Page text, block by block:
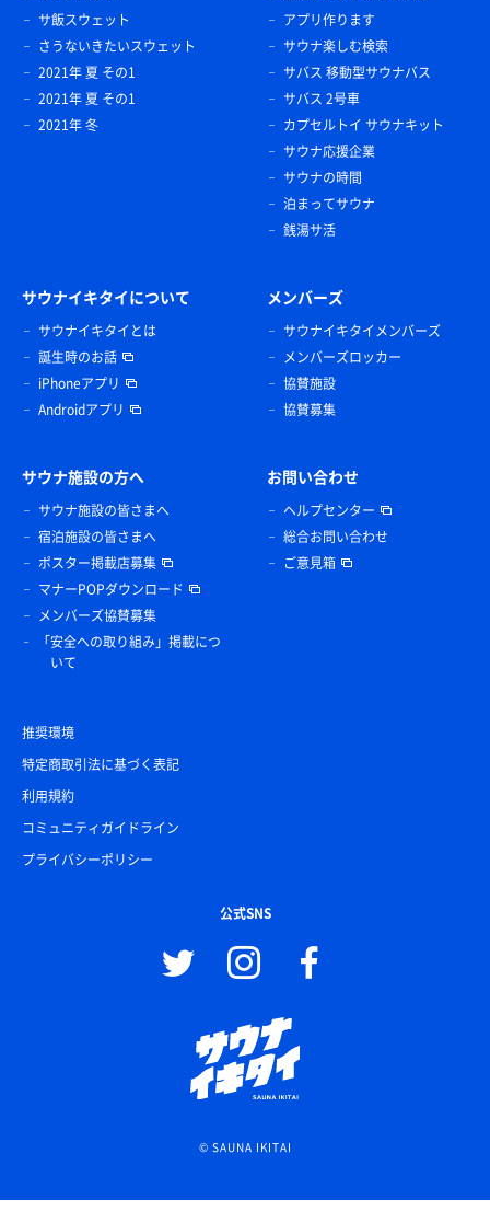
サ飯スウェット
さうないきたいスウェット
2021年 夏 その1
2021年 夏 その1
2021年 冬
アプリ作ります
サウナ楽しむ検索
サバス 移動型サウナバス
サバス 2号車
カプセルトイ サウナキット
サウナ応援企業
サウナの時間
泊まってサウナ
銭湯サ活
サウナイキタイについて
サウナイキタイとは
誕生時のお話
iPhoneアプリ
Androidアプリ
メンバーズ
サウナイキタイメンバーズ
メンバーズロッカー
協賛施設
協賛募集
サウナ施設の方へ
サウナ施設の皆さまへ
宿泊施設の皆さまへ
ポスター掲載店募集
マナーPOPダウンロード
メンバーズ協賛募集
「安全への取り組み」掲載につ
いて
お問い合わせ
ヘルプセンター
総合お問い合わせ
ご意見箱
推奨環境
特定商取引法に基づく表記
利用規約
コミュニティガイドライン
プライバシーポリシー
公式SNS
© SAUNA IKITAI